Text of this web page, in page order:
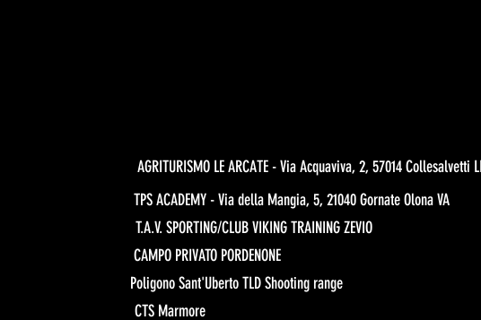
AGRITURISMO LE ARCATE - Via Acquaviva, 2, 57014 Collesalvetti LI
TPS ACADEMY - Via della Mangia, 5, 21040 Gornate Olona VA
T.A.V. SPORTING/CLUB VIKING TRAINING ZEVIO
CAMPO PRIVATO PORDENONE
Poligono Sant'Uberto TLD Shooting range
CTS Marmore